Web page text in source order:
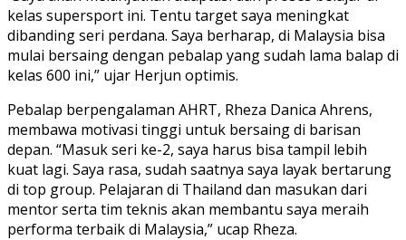
kelas supersport ini. Tentu target saya meningkat
dibanding seri perdana. Saya berharap, di Malaysia bisa
mulai bersaing dengan pebalap yang sudah lama balap di
kelas 600 ini,” ujar Herjun optimis.
Pebalap berpengalaman AHRT, Rheza Danica Ahrens,
membawa motivasi tinggi untuk bersaing di barisan
depan. “Masuk seri ke-2, saya harus bisa tampil lebih
kuat lagi. Saya rasa, sudah saatnya saya layak bertarung
di top group. Pelajaran di Thailand dan masukan dari
mentor serta tim teknis akan membantu saya meraih
performa terbaik di Malaysia,” ucap Rheza.